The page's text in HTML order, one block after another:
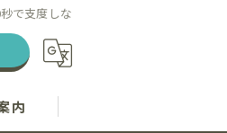
で支度しな
内